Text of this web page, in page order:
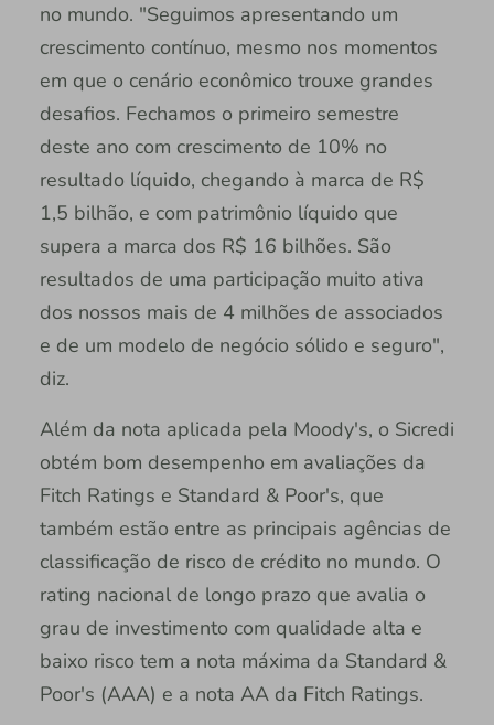
no mundo. "Seguimos apresentando um
crescimento contínuo, mesmo nos momentos
em que o cenário econômico trouxe grandes
desafios. Fechamos o primeiro semestre
deste ano com crescimento de 10% no
resultado líquido, chegando à marca de R$
1,5 bilhão, e com patrimônio líquido que
supera a marca dos R$ 16 bilhões. São
resultados de uma participação muito ativa
dos nossos mais de 4 milhões de associados
e de um modelo de negócio sólido e seguro",
diz.
Além da nota aplicada pela Moody's, o Sicredi
obtém bom desempenho em avaliações da
Fitch Ratings e Standard & Poor's, que
também estão entre as principais agências de
classificação de risco de crédito no mundo. O
rating nacional de longo prazo que avalia o
grau de investimento com qualidade alta e
baixo risco tem a nota máxima da Standard &
Poor's (AAA) e a nota AA da Fitch Ratings.